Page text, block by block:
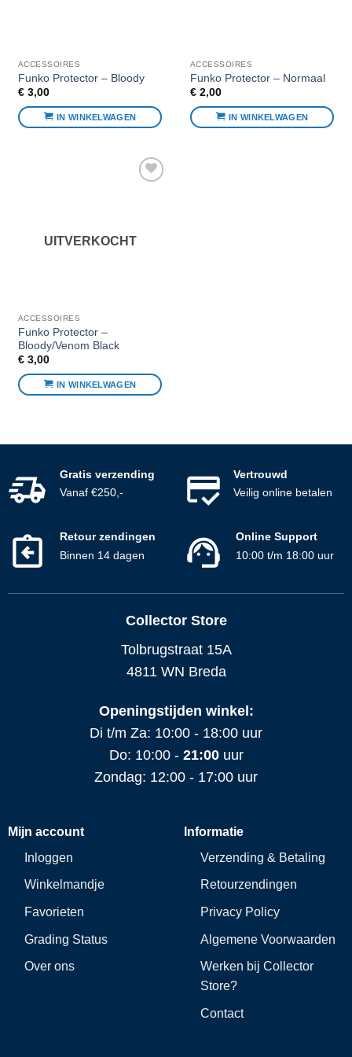
ACCESSOIRES
Funko Protector – Bloody
€3,00
IN WINKELWAGEN
ACCESSOIRES
Funko Protector – Normaal
€2,00
IN WINKELWAGEN
UITVERKOCHT
ACCESSOIRES
Funko Protector –
Bloody/Venom Black
€3,00
IN WINKELWAGEN
Gratis verzending
Vanaf €250,-
Vertrouwd
Veilig online betalen
Retour zendingen
Binnen 14 dagen
Online Support
10:00 t/m 18:00 uur
Collector Store
Tolbrugstraat 15A
4811 WN Breda
Openingstijden winkel:
Di t/m Za: 10:00 - 18:00 uur
Do: 10:00 - 21:00uur
Zondag: 12:00 - 17:00 uur
Mijn account
Inloggen
Winkelmandje
Favorieten
Grading Status
Over ons
Informatie
Verzending & Betaling
Retourzendingen
Privacy Policy
Algemene Voorwaarden
Werken bij Collector
Store?
Contact